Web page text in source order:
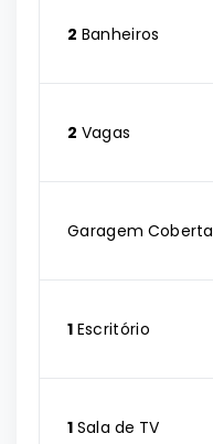
2 Banheiros
2 Vagas
Garagem Coberta
1 Escritório
1 Sala de TV